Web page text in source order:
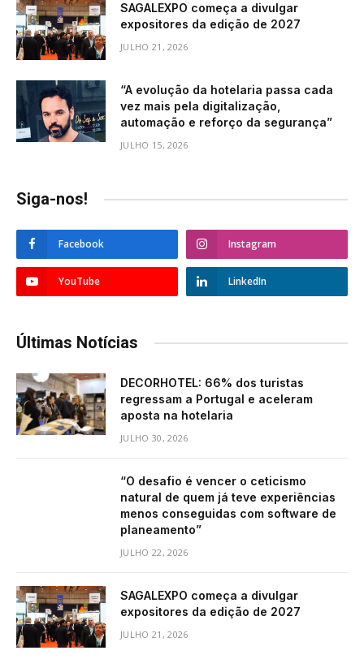
SAGALEXPO começa a divulgar
expositores da edição de 2027
JULHO 21, 2026
“A evolução da hotelaria passa cada
vez mais pela digitalização,
automação e reforço da segurança”
JULHO 15, 2026
Siga-nos!
Facebook Instagram
YouTube LinkedIn
Últimas Notícias
DECORHOTEL: 66% dos turistas
regressam a Portugal e aceleram
aposta na hotelaria
JULHO 30, 2026
“O desafio é vencer o ceticismo
natural de quem já teve experiências
menos conseguidas com software de
planeamento”
JULHO 22, 2026
SAGALEXPO começa a divulgar
expositores da edição de 2027
JULHO 21, 2026